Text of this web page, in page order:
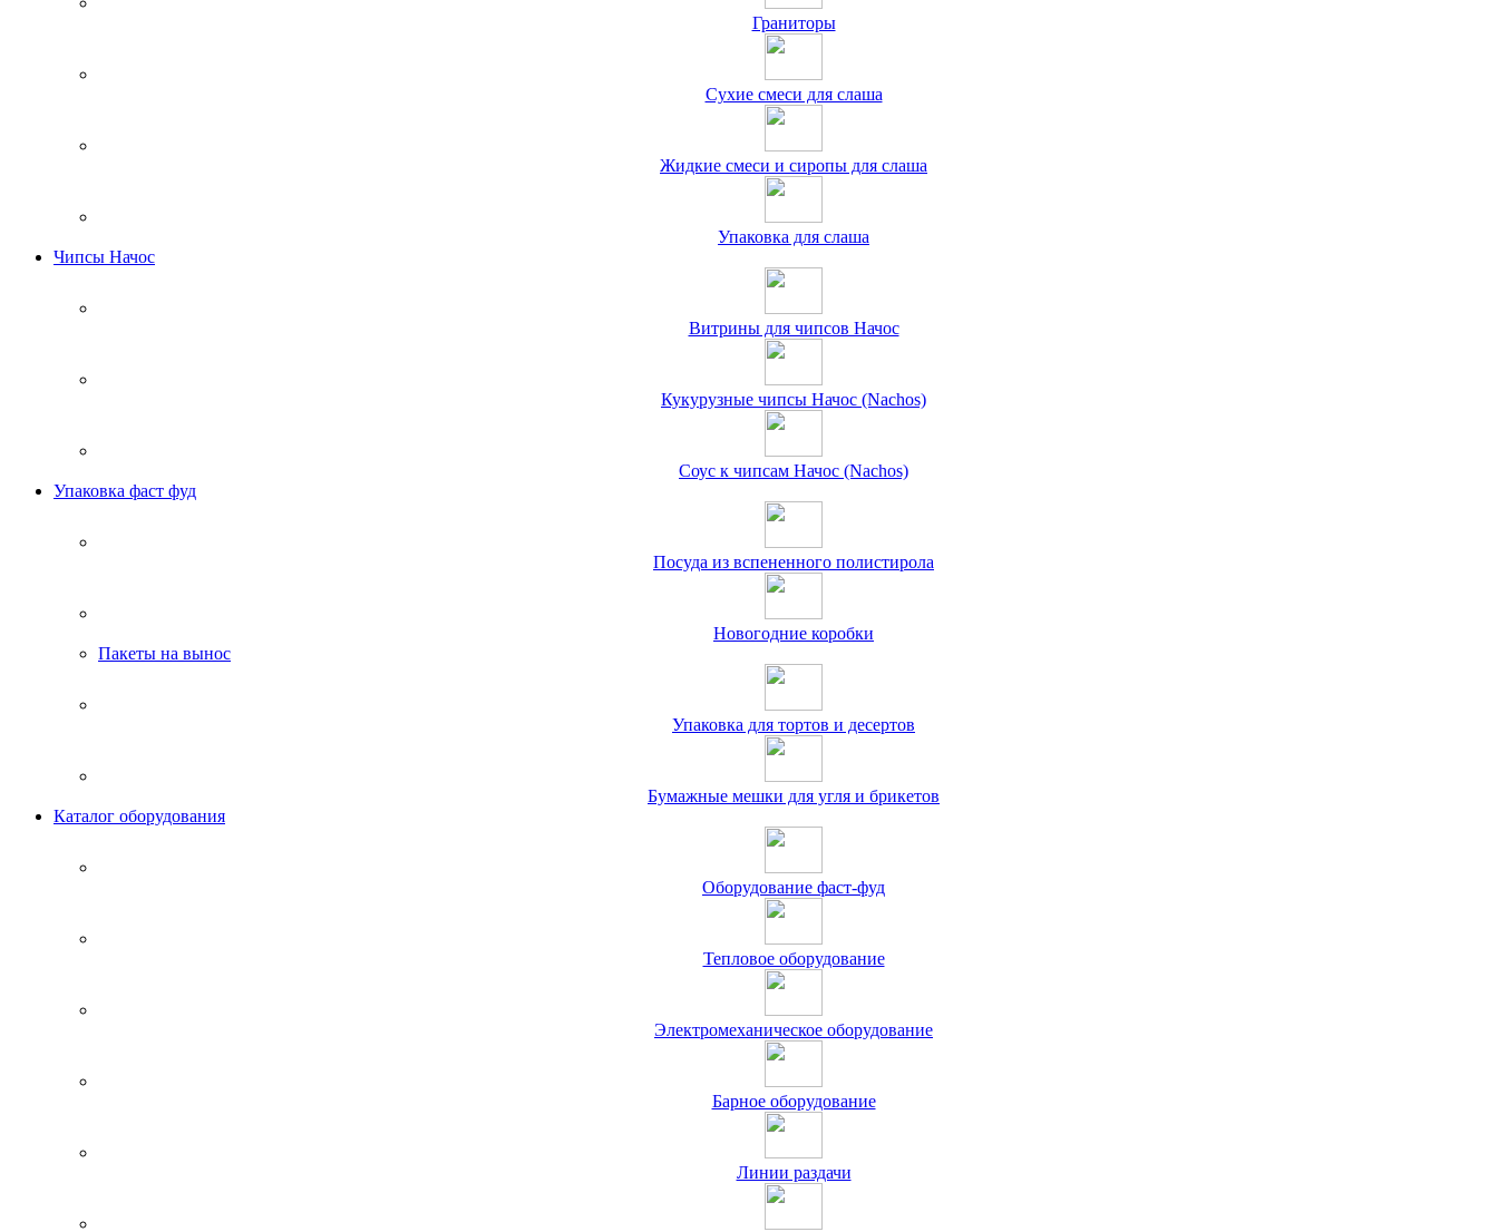
Граниторы
Сухие смеси для слаша
Жидкие смеси и сиропы для слаша
Упаковка для слаша
Чипсы Начос
Витрины для чипсов Начос
Кукурузные чипсы Начос (Nachos)
Соус к чипсам Начос (Nachos)
Упаковка фаст фуд
Посуда из вспененного полистирола
Новогодние коробки
Пакеты на вынос
Упаковка для тортов и десертов
Бумажные мешки для угля и брикетов
Каталог оборудования
Оборудование фаст-фуд
Тепловое оборудование
Электромеханическое оборудование
Барное оборудование
Линии раздачи